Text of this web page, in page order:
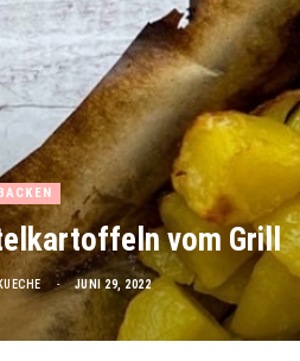
vom Grill
JUNI 29, 2022